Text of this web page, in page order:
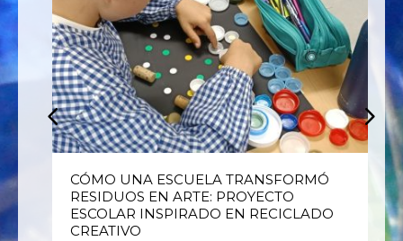
CÓMO UNA ESCUELA TRANSFORMÓ
RESIDUOS EN ARTE: PROYECTO
ESCOLAR INSPIRADO EN RECICLADO
CREATIVO